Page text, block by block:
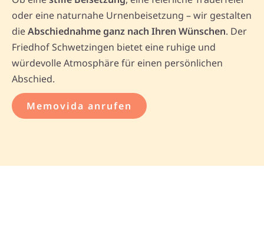
oder eine naturnahe Urnenbeisetzung – wir gestalten
dieAbschiednahme ganz nach Ihren Wünschen. Der
Friedhof Schwetzingen bietet eine ruhige und
würdevolle Atmosphäre für einen persönlichen
Abschied.
Memovida anrufen